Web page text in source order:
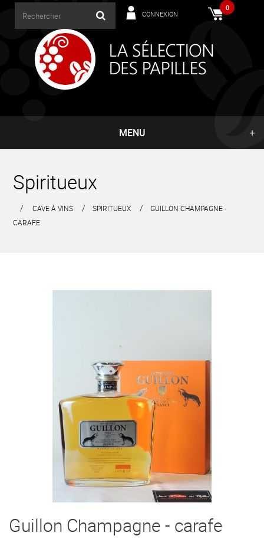
0
CONNEXION
MENU
Spiritueux
CAVE À VINS SPIRITUEUX
GUILLON CHAMPAGNE -
CARAFE
Guillon Champagne - carafe